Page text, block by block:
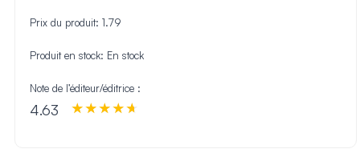
Prix du produit: 1.79
Produit en stock: En stock
Note de l’éditeur/éditrice :
4.63